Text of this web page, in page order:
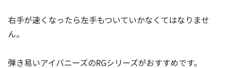
右手が速くなったら左手もついていかなくてはなりませ
ん。
弾き易いアイバニーズのRGシリーズがおすすめです。